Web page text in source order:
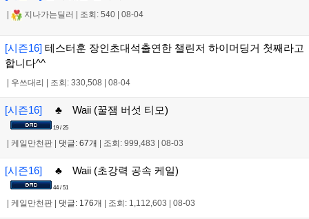
지나가는딜러 조회: 540 08-04
[시즌16] 테스터훈 장인초대석출연한 챌린저 하이머딩거 첫째라고
합니다^^
우쓰대리 조회: 330,508 08-04
[시즌16] ♣ Waii (꿀잼 버섯 티모)
19 / 25
| 케일만천판 | 댓글: 67개 | 조회: 999,483 | 08-03
[시즌16] ♣ Waii (초강력 공속 케일)
44 / 51
케일만천판 댓글: 176개 조회: 1,112,603 08-03